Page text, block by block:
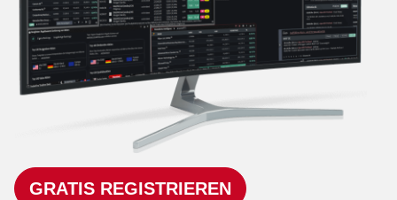
GRATIS REGISTRIEREN